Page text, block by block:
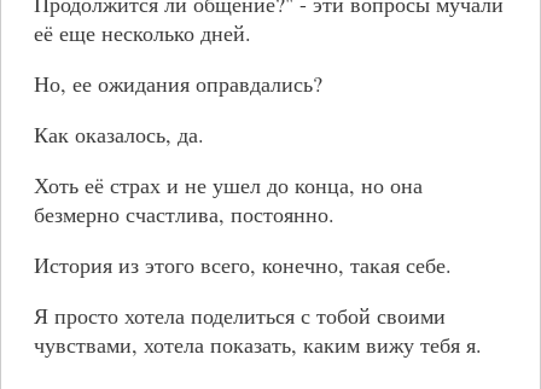
её еще несколько дней.
Но, ее ожидания оправдались?
Как оказалось, да.
Хоть её страх и не ушел до конца, но она
безмерно счастлива, постоянно.
История из этого всего, конечно, такая себе.
Я просто хотела поделиться с тобой своими
чувствами, хотела показать, каким вижу тебя я.